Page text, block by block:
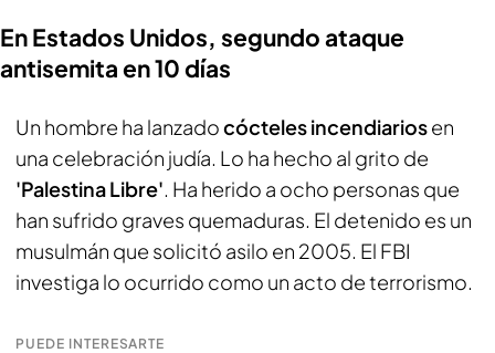
En Estados Unidos, segundo ataque
antisemita en 10 días
Un hombre ha lanzadocócteles incendiariosen
una celebración judía. Lo ha hecho al grito de
'Palestina Libre'. Ha herido a ocho personas que
han sufrido graves quemaduras. El detenido es un
musulmán que solicitó asilo en 2005. El FBI
investiga lo ocurrido como un acto de terrorismo.
PUEDE INTERESARTE